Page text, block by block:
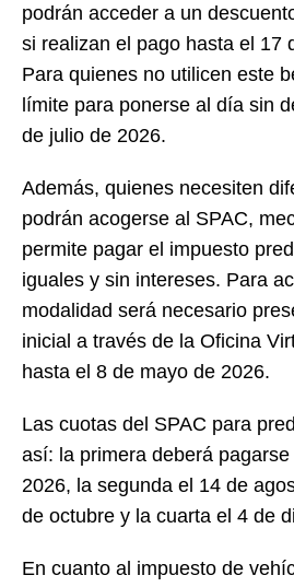
podrán acceder a un
si realizan el pago hasta el 17
Para quienes no utilicen este
límite para ponerse al día sin
de julio de 2026.
Además, quienes necesiten
podrán acogerse al SPAC,
permite pagar el impuesto
iguales y sin intereses. Para
modalidad será necesario
inicial a través de la Oficina
hasta el 8 de mayo de 2026.
Las cuotas del SPAC para
así: la primera deberá
2026, la segunda el 14 de
de octubre y la cuarta el 4 de
En cuanto al impuesto de